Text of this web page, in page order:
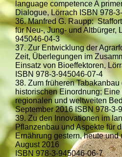
language competence A
Dialogue, Lörrach ISBN 978-
36. Manfred G. Raupp:
für Neu-, Jung- und Altbürger,
945046-04-3
37. Zur Entwicklung der
Zeit, Überlegungen im
Einsatz von Bioeffektoren,
ISBN 978-3-945046-07-4
38. Zum früheren
historischen Einordnung;
regionalen und weltweiten
September 2016 ISBN 978-3-
39. Zu den Innovationen im
Pflanzenbau und Aspekte für
Ernährung gestern, heute und
August 2016
ISBN 978-3-945046-06-7